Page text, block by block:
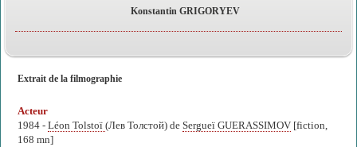
Konstantin GRIGORYEV
Extrait de la filmographie
Acteur
1984 - Léon Tolstoï (Лев Толстой) de Sergueï GUERASSIMOV [fiction,
168 mn]